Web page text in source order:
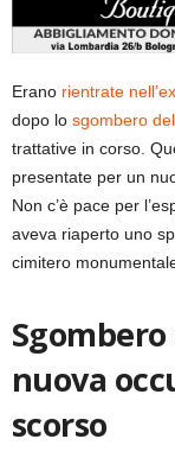
Erano rientrate
dopo lo sgombero
trattative in corso.
presentate per un
Non c’è pace per
aveva riaperto uno
cimitero
nuova
scorso